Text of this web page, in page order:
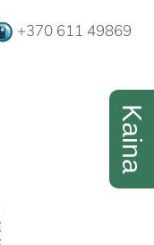
+370 611 49869